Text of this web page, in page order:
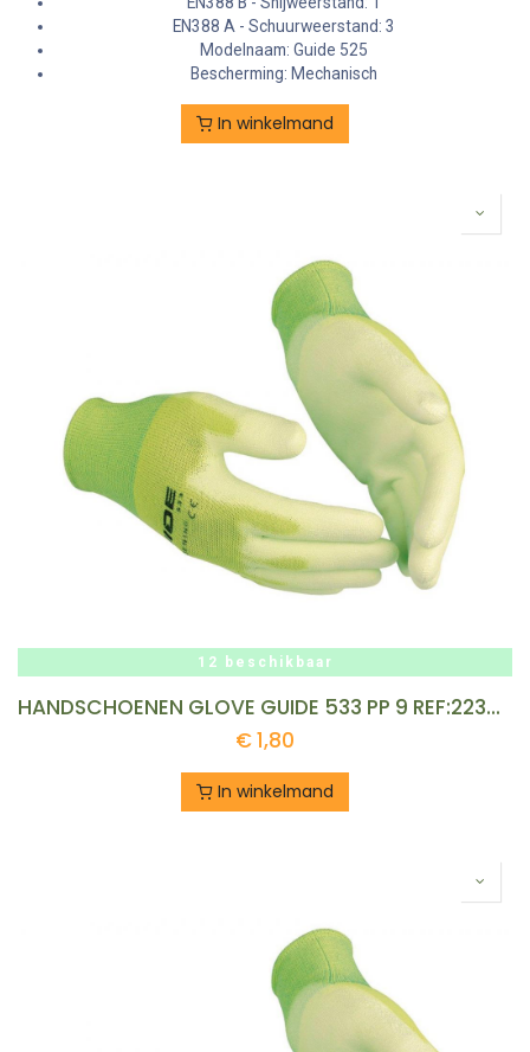
EN388 A - Schuurweerstand: 3
Modelnaam: Guide 525
Bescherming: Mechanisch
In winkelmand
12 beschikbaar
HANDSCHOENEN GLOVE GUIDE 533 PP 9 REF:223602426 GUIDE
€1,80
In winkelmand